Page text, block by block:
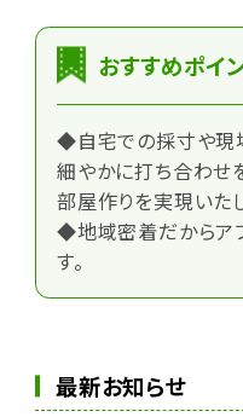
おすすめポイ
◆自宅での採寸や現
細やかに打ち合わせ
部屋作りを実現いた
◆地域密着だからア
す。
最新お知らせ